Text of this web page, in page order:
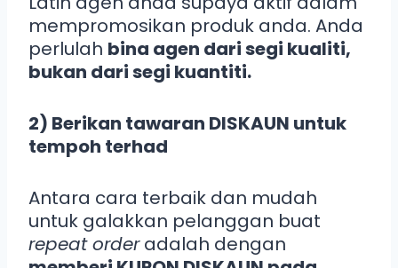
mempromosikan produk anda. Anda
perlulah bina agen dari segi kualiti,
bukan dari segi kuantiti.
2) Berikan tawaran DISKAUN untuk
tempoh terhad
Antara cara terbaik dan mudah
untuk galakkan pelanggan buat
repeat orderadalah dengan